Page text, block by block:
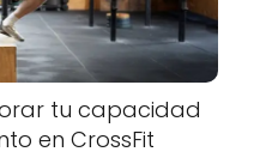
tu capacidad
en CrossFit